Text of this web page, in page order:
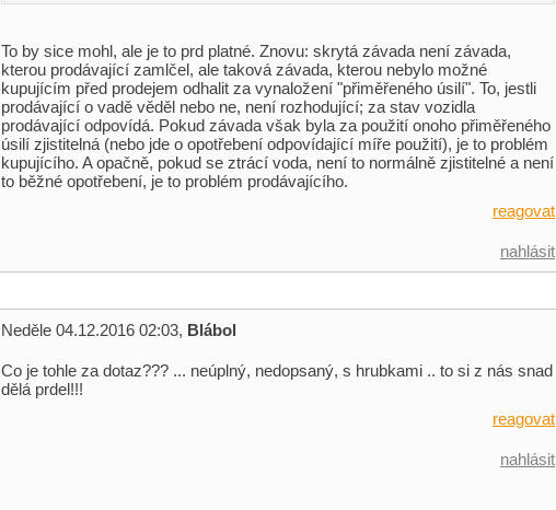
To by sice mohl, ale je to prd platné. Znovu: skrytá závada není závada,
kterou prodávající zamlčel, ale taková závada, kterou nebylo možné
kupujícím před prodejem odhalit za vynaložení "přiměřeného úsilí". To, jestli
prodávající o vadě věděl nebo ne, není rozhodující; za stav vozidla
prodávající odpovídá. Pokud závada však byla za použití onoho přiměřeného
úsilí zjistitelná (nebo jde o opotřebení odpovídající míře použití), je to problém
kupujícího. A opačně, pokud se ztrácí voda, není to normálně zjistitelné a není
to běžné opotřebení, je to problém prodávajícího.
reagovat
nahlásit
Neděle 04.12.2016 02:03, Blábol
Co je tohle za dotaz??? ... neúplný, nedopsaný, s hrubkami .. to si z nás snad
dělá prdel!!!
reagovat
nahlásit